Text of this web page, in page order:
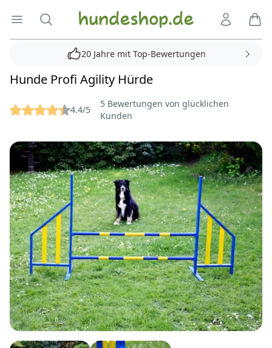
Menü öffnen
Suche Hundeshop.de
20 Jahre mit Top-Bewertungen
Hunde Profi Agility Hürde
Reviews 4.4/5
5 Bewertungen von glücklichen
Kunden
Bilder